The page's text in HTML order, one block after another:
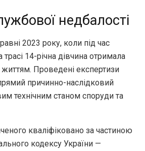
недбалості
2023 року, коли під час
14-річна дівчина отримала
життям. Проведені експертизи
причинно-наслідковий
технічним станом споруди та
кваліфіковано за частиною
кодексу України —